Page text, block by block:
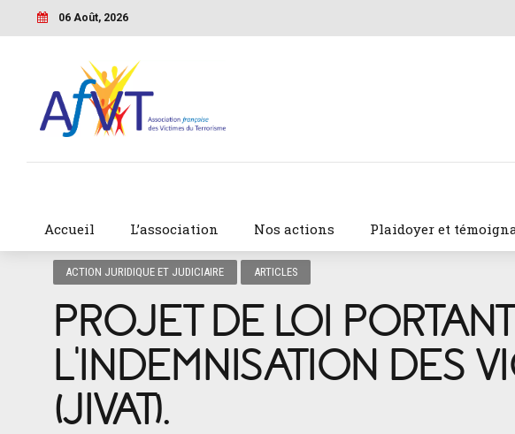
06 Août, 2026
Accueil L’association Nos actions Plaidoyer et
ACTION JURIDIQUE ET JUDICIAIRE ARTICLES
PROJET DE LOI
L’INDEMNISATION DES
(JIVAT).